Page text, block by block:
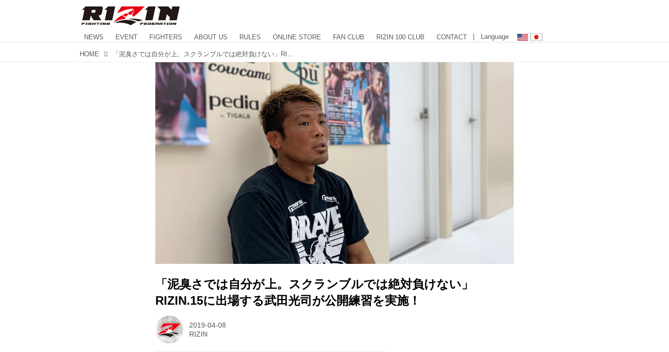
NEWS EVENT FIGHTERS ABOUT US RULES ONLINE STORE FAN CLUB RIZIN 100 CLUB CONTACT | Language
HOME
「泥臭さでは自分が上。スクランブルでは絶対負けない」
RIZIN.15に出場する武田光司が公開練習を実施！
2019-04-08
RIZIN